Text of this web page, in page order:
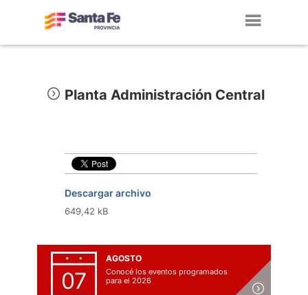
Planta Administración Central
Descargar archivo
649,42 kB
07
AGOSTO
Conocé los eventos programados
para el 2026